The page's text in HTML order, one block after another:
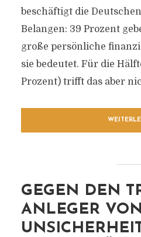
beschäftigt die
Belangen: 39 Prozent
große persönliche
sie bedeutet. Für die
Prozent) trifft das aber
GEGEN DEN
ANLEGER